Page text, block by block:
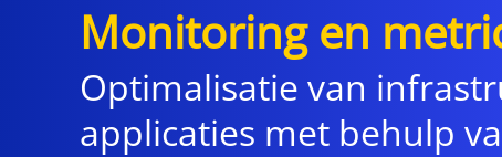
Monitoring en
Optimalisatie van
applicaties met behulp